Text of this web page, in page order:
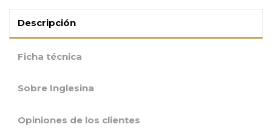
Descripción
Ficha técnica
Sobre Inglesina
Opiniones de los clientes